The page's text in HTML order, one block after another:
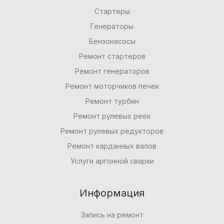
Стартеры
Генераторы
Бензонасосы
Ремонт стартеров
Ремонт генераторов
Ремонт моторчиков печек
Ремонт турбин
Ремонт рулевых реек
Ремонт рулевых редукторов
Ремонт карданных валов
Услуги аргонной сварки
Информация
Запись на ремонт